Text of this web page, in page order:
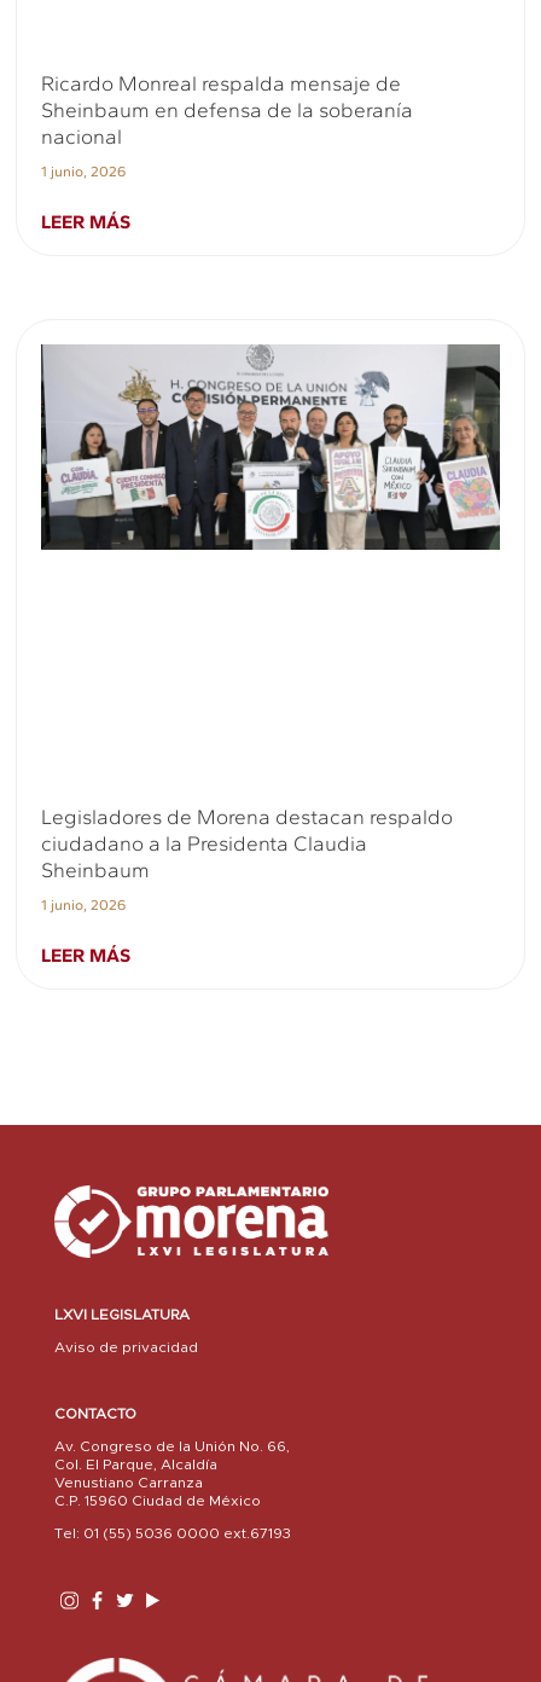
Ricardo Monreal respalda mensaje de
Sheinbaum en defensa de la soberanía
nacional
1 junio, 2026
LEER MÁS
Legisladores de Morena destacan respaldo
ciudadano a la Presidenta Claudia
Sheinbaum
1 junio, 2026
LEER MÁS
LXVI LEGISLATURA
Aviso de privacidad
CONTACTO
Av. Congreso de la Unión No. 66,
Col. El Parque, Alcaldía
Venustiano Carranza
C.P. 15960 Ciudad de México
Tel: 01 (55) 5036 0000 ext.67193